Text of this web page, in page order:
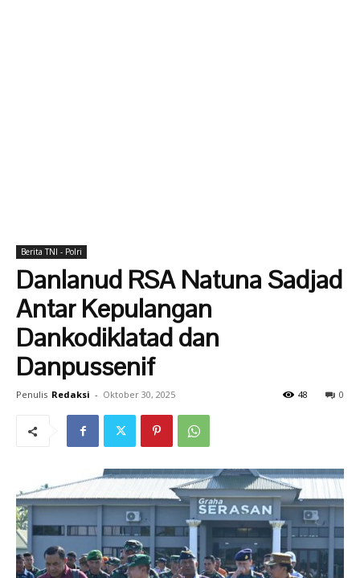
Berita TNI - Polri
Danlanud RSA Natuna Sadjad
Antar Kepulangan
Dankodiklatad dan
Danpussenif
Penulis Redaksi - Oktober 30, 2025 0
48